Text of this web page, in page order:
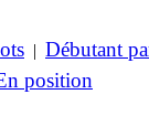
| Débutant
position